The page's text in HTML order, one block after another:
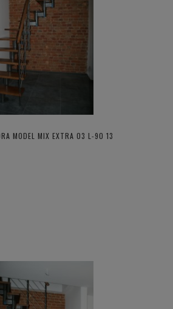
MODEL MIX EXTRA 03 L-90 13